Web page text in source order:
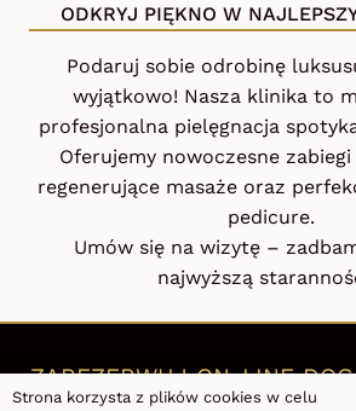
ODKRYJ PIĘKNO W
Podaruj sobie odrobinę
wyjątkowo! Nasza klinika to
profesjonalna pielęgnacja
Oferujemy nowoczesne zabiegi
regenerujące masaże oraz
pedicure.
Umów się na wizytę –
najwyższą
ZAREZERWUJ ON-LINE
Strona korzysta z plików cookies w celu